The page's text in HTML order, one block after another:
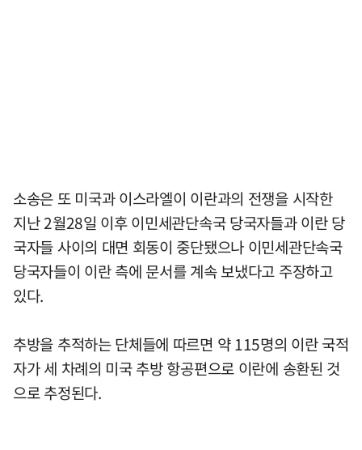
소송은 또 미국과 이스라엘이 이란과의 전쟁을 시작한
지난 2월28일 이후 이민세관단속국 당국자들과 이란 당
국자들 사이의 대면 회동이 중단됐으나 이민세관단속국
당국자들이 이란 측에 문서를 계속 보냈다고 주장하고
있다.
추방을 추적하는 단체들에 따르면 약 115명의 이란 국적
자가 세 차례의 미국 추방 항공편으로 이란에 송환된 것
으로 추정된다.